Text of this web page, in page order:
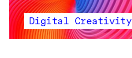
Digital Creativity